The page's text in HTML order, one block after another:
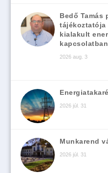
Bedő Tamás
tájékoztatója
kialakult
2026 aug. 3
2026 júl. 31
Munkarend
2026 júl. 31